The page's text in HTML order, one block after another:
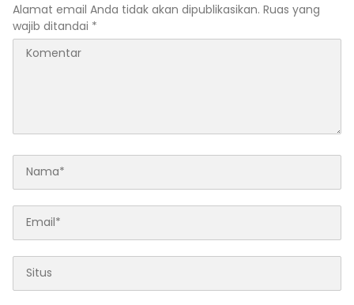
Alamat email Anda tidak akan dipublikasikan. Ruas yang
wajib ditandai *